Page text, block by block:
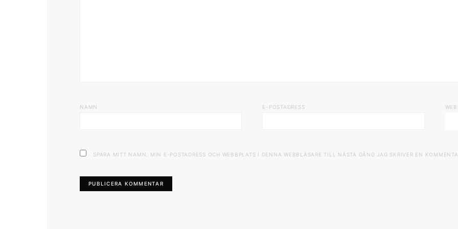
NAMN E-POSTADRESS
SPARA MITT NAMN, MIN E-POSTADRESS OCH WEBBPLATS I DENNA WEBBLÄSARE TILL NÄSTA GÅNG JAG SKRIVER EN